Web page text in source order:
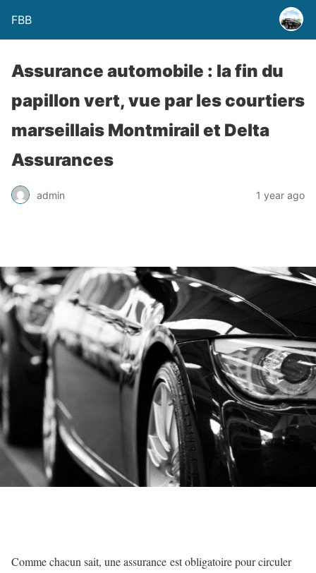
FBB
Assurance automobile : la fin du
papillon vert, vue par les courtiers
marseillais Montmirail et Delta
Assurances
admin 1 year ago
Comme chacun sait, une assurance est obligatoire pour circuler